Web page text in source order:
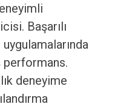
Başarılı
uygulamalarında
performans.
deneyime